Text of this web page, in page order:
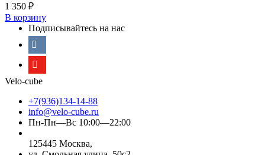
1 350 ₽
В корзину
Подписывайтесь на нас
Velo-cube
+7(936)134-14-88
info@velo-cube.ru
Пн-Пн—Вс 10:00—22:00
125445 Москва,